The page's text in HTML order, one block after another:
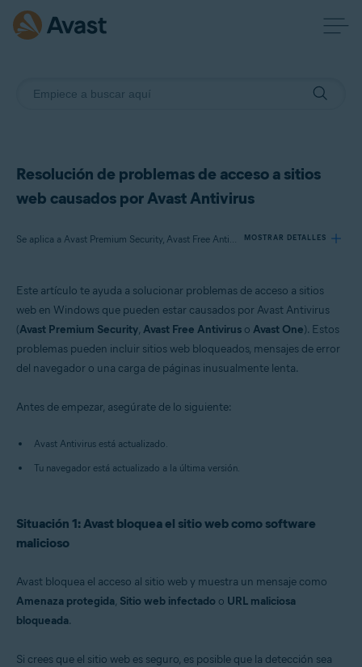
Resolución de problemas de acceso a sitios
web causados por Avast Antivirus
Se aplica a Avast Premium Security, Avast Free Antivirus, Avast One MOSTRAR DETALLES
Avast Free Antivirus
Avast One
Windows
Este artículo te ayuda a solucionar problemas de acceso a sitios
web en Windows que pueden estar causados por Avast Antivirus
(Avast Premium Security, Avast Free Antivirus o Avast One). Estos
problemas pueden incluir sitios web bloqueados, mensajes de error
del navegador o una carga de páginas inusualmente lenta.
Antes de empezar, asegúrate de lo siguiente:
Avast Antivirus está actualizado.
Tu navegador está actualizado a la última versión.
Situación 1: Avast bloquea el sitio web como software
malicioso
Avast bloquea el acceso al sitio web y muestra un mensaje como
Amenaza protegida, Sitio web infectado o URL maliciosa
bloqueada.
Si crees que el sitio web es seguro, es posible que la detección sea